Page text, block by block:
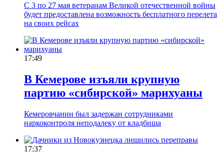
С 3 по 27 мая ветеранам Великой отечественной войны
будет предоставлена возможность бесплатного перелета
на своих рейсах
17:49
В Кемерове изъяли крупную
партию «сибирской» марихуаны
Кемеровчанин был задержан сотрудниками
наркоконтроля неподалеку от кладбища
17:37